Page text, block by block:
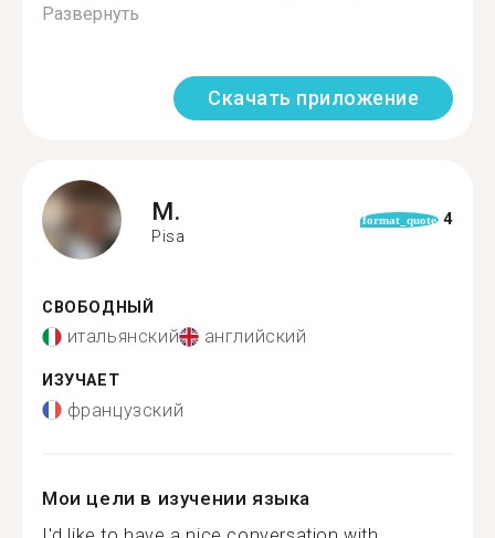
Развернуть
Скачать приложение
M.
Pisa
format_quote 4
СВОБОДНЫЙ
итальянский английский
ИЗУЧАЕТ
французский
Мои цели в изучении языка